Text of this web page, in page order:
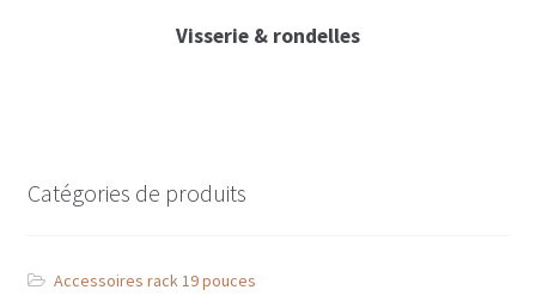
Etagère, glissières & tiroir rack 19 pouces
Panneaux racks 19 pouces
Visserie & rondelles
Catégories de produits
Accessoires rack 19 pouces